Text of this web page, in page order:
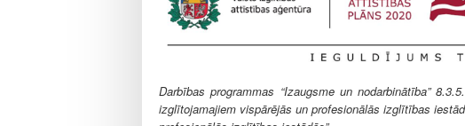
Darbības programmas “Izaugsme un nodarbinātība”
izglītojamajiem vispārējās un profesionālās izglītības